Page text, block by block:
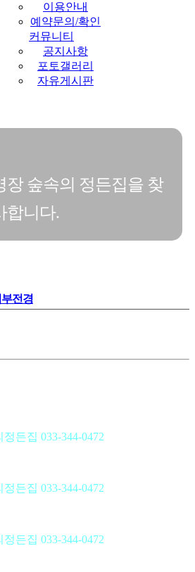
이용안내
예약문의/확인
커뮤니티
공지사항
포토갤러리
자유게시판
장 숲속의 정든집을 찾
합니다.
전경
정든집 033-344-0472
정든집 033-344-0472
정든집 033-344-0472